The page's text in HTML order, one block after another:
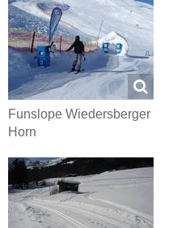
Funslope Wiedersberger
Horn